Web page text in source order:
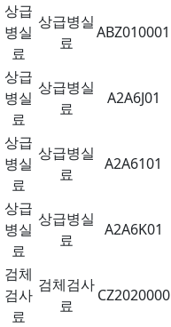
상급
병실
료
상급병실
료
ABZ010001
상급
병실
료
상급병실
료
A2A6J01
상급
병실
료
상급병실
료
A2A6101
상급
병실
료
상급병실
료
A2A6K01
검체
검사
료
검체검사
료
CZ2020000